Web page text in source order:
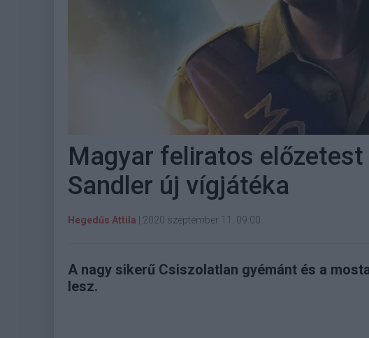
Magyar feliratos
Sandler új vígjátéka
Hegedűs Attila 2020 szeptember 11. 09:00
A nagy sikerű Csiszolatlan gyémánt és a
lesz.